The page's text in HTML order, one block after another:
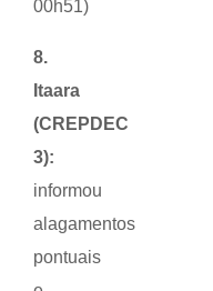
00h51)
8.
Itaara
(CREPDEC
3):
informou
alagamentos
pontuais